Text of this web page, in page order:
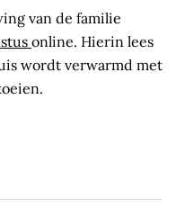
van de familie
online. Hierin lees
wordt verwarmd met